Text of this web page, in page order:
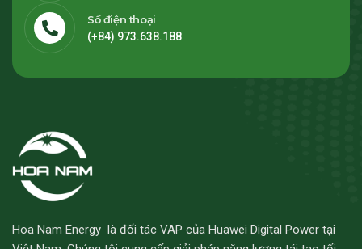
Số điện thoại
(+84) 973.638.188
Hoa Nam Energy là đối tác VAP của Huawei Digital Power tại